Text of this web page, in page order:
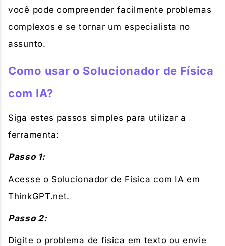
você pode compreender facilmente problemas
complexos e se tornar um especialista no
assunto.
Como usar o Solucionador de Física
com IA?
Siga estes passos simples para utilizar a
ferramenta:
Passo 1:
Acesse o Solucionador de Física com IA em
ThinkGPT.net.
Passo 2:
Digite o problema de física em texto ou envie